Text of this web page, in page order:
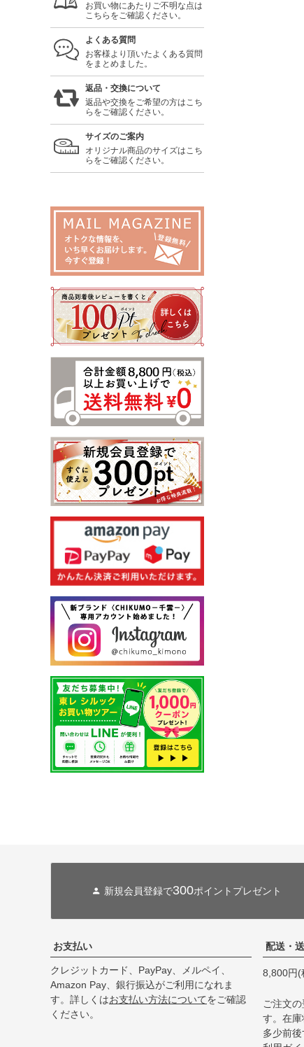
お買い物にあたりご不明な点は
こちらをご確認ください。
よくある質問
お客様より頂いたよくある質問
をまとめました。
返品・交換について
返品や交換をご希望の方はこち
らをご確認ください。
サイズのご案内
オリジナル商品のサイズはこち
らをご確認ください。
新規会員登録で300ポイントプレゼント
お支払い
クレジットカード、PayPay、メルペイ、
Amazon Pay、銀行振込がご利用になれま
す。詳しくはお支払い方法についてをご確認
ください。
配送・
8,800円(
ご注文
す。在庫
多少前